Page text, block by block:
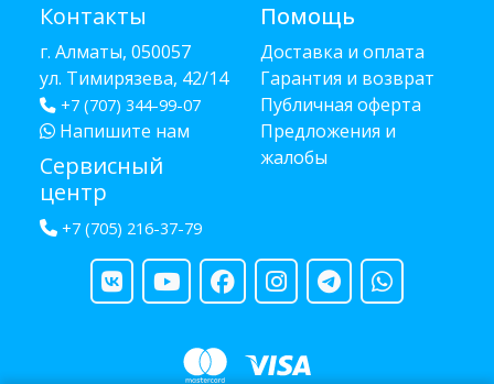
Контакты
г. Алматы, 050057
ул. Тимирязева, 42/14
+7 (707) 344-99-07
Напишите нам
Сервисный
центр
+7 (705) 216-37-79
Помощь
Доставка и оплата
Гарантия и возврат
Публичная оферта
Предложения и
жалобы